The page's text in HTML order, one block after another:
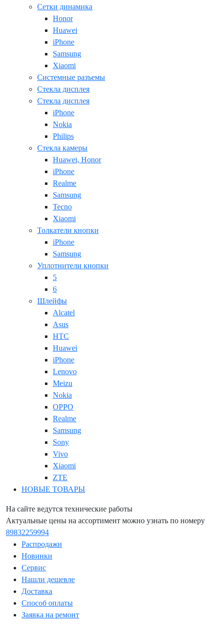
Сетки динамика
Honor
Huawei
iPhone
Samsung
Xiaomi
Системные разъемы
Стекла дисплея
Стекла дисплея
iPhone
Nokia
Philips
Стекла камеры
Huawei, Honor
iPhone
Realme
Samsung
Tecno
Xiaomi
Толкатели кнопки
iPhone
Samsung
Уплотнители кнопки
5
6
Шлейфы
Alcatel
Asus
HTC
Huawei
iPhone
Lenovo
Meizu
Nokia
OPPO
Realme
Samsung
Sony
Vivo
Xiaomi
ZTE
НОВЫЕ ТОВАРЫ
На сайте ведутся технические работы
Актуальные цены на ассортимент можно узнать по номеру
89832259994
Распродажи
Новинки
Сервис
Нашли дешевле
Доставка
Способ оплаты
Заявка на ремонт